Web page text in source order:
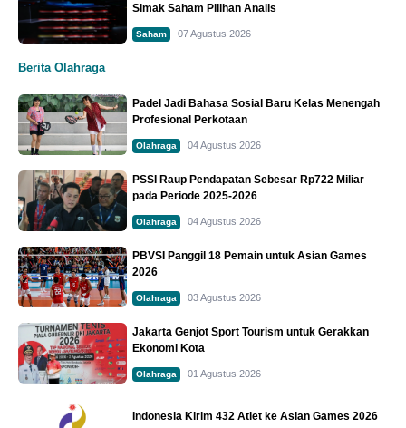
Simak Saham Pilihan Analis
Saham 07 Agustus 2026
Berita Olahraga
Padel Jadi Bahasa Sosial Baru Kelas Menengah
Profesional Perkotaan
Olahraga 04 Agustus 2026
PSSI Raup Pendapatan Sebesar Rp722 Miliar
pada Periode 2025-2026
Olahraga 04 Agustus 2026
PBVSI Panggil 18 Pemain untuk Asian Games
2026
Olahraga 03 Agustus 2026
Jakarta Genjot Sport Tourism untuk Gerakkan
Ekonomi Kota
Olahraga 01 Agustus 2026
Indonesia Kirim 432 Atlet ke Asian Games 2026